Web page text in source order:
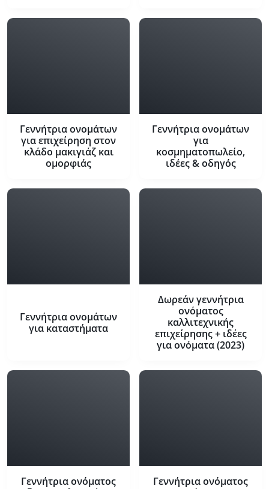
Γεννήτρια ονομάτων
για επιχείρηση στον
κλάδο μακιγιάζ και
ομορφιάς
Γεννήτρια ονομάτων
για
κοσμηματοπωλείο,
ιδέες & οδηγός
Γεννήτρια ονομάτων
για καταστήματα
Δωρεάν γεννήτρια
ονόματος
καλλιτεχνικής
επιχείρησης + ιδέες
για ονόματα (2023)
Γεννήτρια ονόματος
Γεννήτρια ονόματος